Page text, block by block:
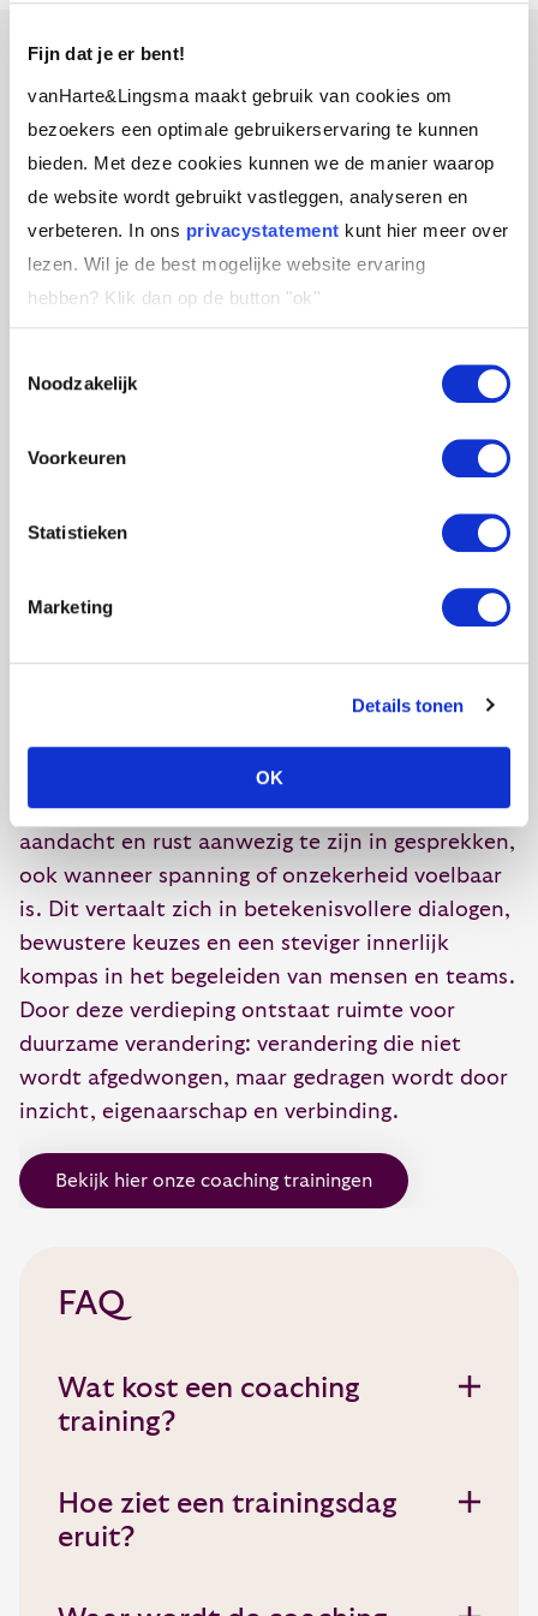
Fijn dat je er bent!
vanHarte&Lingsma maakt gebruik van cookies om
bezoekers een optimale gebruikerservaring te kunnen
bieden. Met deze cookies kunnen we de manier waarop
de website wordt gebruikt vastleggen, analyseren en
verbeteren. In ons privacystatement kunt hier meer over
lezen. Wil je de best mogelijke website ervaring
hebben? Klik dan op de button "ok''
Noodzakelijk
Voorkeuren
Statistieken
Marketing
Details tonen
OK
Het belang van coaching
training
In organisaties waar complexiteit, verandering
en samenwerking samenkomen, is professioneel
coachen geen luxe maar een noodzaak. Onze
juist wanneer er geen eenvoudige antwoorden
ontstaat ruimte voor betere gesprekken,
ontwikkeling van mensen en teams.
Wat levert het op?
aanleren van vaardigheden. Deelnemers ervaren
meer helderheid over hun eigen rol, invloed en
patronen in contact met anderen. Ze
ontwikkelen het vermogen om met meer
aandacht en rust aanwezig te zijn in gesprekken,
ook wanneer spanning of onzekerheid voelbaar
is. Dit vertaalt zich in betekenisvollere dialogen,
bewustere keuzes en een steviger innerlijk
kompas in het begeleiden van mensen en teams.
Door deze verdieping ontstaat ruimte voor
duurzame verandering: verandering die niet
wordt afgedwongen, maar gedragen wordt door
inzicht, eigenaarschap en verbinding.
Bekijk hier onze coaching trainingen
FAQ
Wat kost een coaching
training?
hangt af van welke training je kiest. De
prijzen verschillen in een range van
Hoe ziet een trainingsdag
eruit?
welkom, koffie en thee en kennismaking